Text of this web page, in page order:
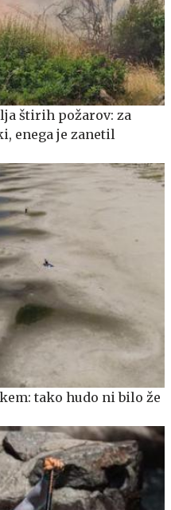
štirih požarov: za
enega je zanetil
tako hudo ni bilo že